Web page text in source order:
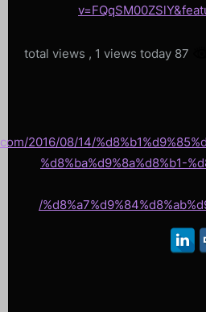
, 1 views today
2016/08/14/
%d8%ba%d9%8a%d8%b1-